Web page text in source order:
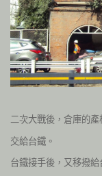
二次大戰後，倉庫的
交給台鐵。
台鐵接手後，又移撥